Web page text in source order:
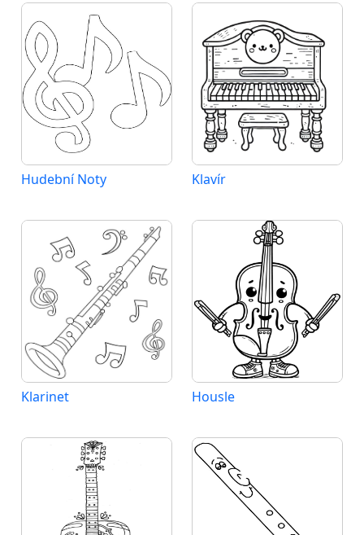
Hudební Noty Klavír
Klarinet Housle